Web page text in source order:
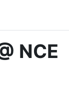
NCE